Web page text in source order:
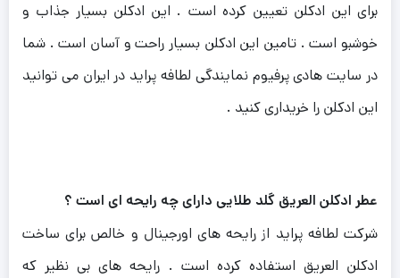
برای این ادکلن تعیین کرده است . این ادکلن بسیار جذاب و
خوشبو است . تامین این ادکلن بسیار راحت و آسان است . شما
در سایت هادی پرفیوم نمایندگی لطافه پراید در ایران می توانید
این ادکلن را خریداری کنید .
عطر ادکلن العریق گلد طلایی دارای چه رایحه ای است ؟
شرکت لطافه پراید از رایحه های اورجینال و خالص برای ساخت
ادکلن العریق استفاده کرده است . رایحه های بی نظیر که